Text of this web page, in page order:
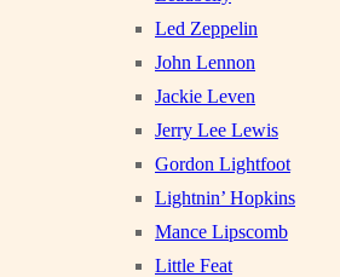
Led Zeppelin
John Lennon
Jackie Leven
Jerry Lee Lewis
Gordon Lightfoot
Lightnin’ Hopkins
Mance Lipscomb
Little Feat